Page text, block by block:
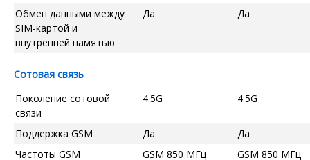
Обмен данными между
SIM-картой и
внутренней памятью
Да Да
Сотовая связь
Поколение сотовой
связи
4.5G 4.5G
Поддержка GSM Да
Да
Частоты GSM
GSM 850 МГц
GSM 850 МГц